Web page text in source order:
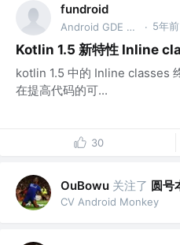
fundroid
Android GDE @Bytedance · 5年前
Kotlin 1.5 新特性 Inline
kotlin 1.5 中的 Inline classes
在提高代码的可...
30
OuBowu 关注了 圆号
CV Android Monkey